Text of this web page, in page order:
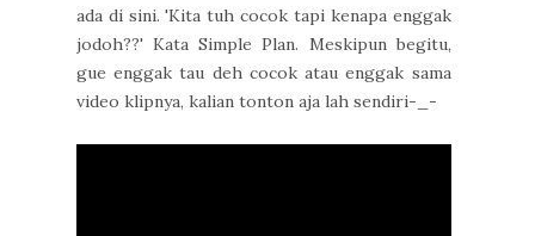
ada di sini. 'Kita tuh cocok tapi kenapa enggak
jodoh??' Kata Simple Plan. Meskipun begitu,
gue enggak tau deh cocok atau enggak sama
video klipnya, kalian tonton aja lah sendiri-_-